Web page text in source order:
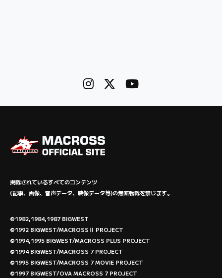
掲載されているすべてのコンテンツ
(記事、画像、音声データ、映像データ等)の無断転載を禁じます。
©1982,1984,1987 BIGWEST
©1992 BIGWEST/MACROSSⅡ PROJECT
©1994,1995 BIGWEST/MACROSS PLUS PROJECT
©1994 BIGWEST/MACROSS 7 PROJECT
©1995 BIGWEST/MACROSS 7 MOVIE PROJECT
©1997 BIGWEST/OVA MACROSS 7 PROJECT